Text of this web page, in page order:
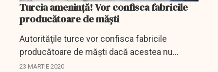
Turcia amenință! Vor confisca fabricile
producătoare de măști
Autorităţile turce vor confisca fabricile
producătoare de măşti dacă acestea nu
acceptă până luni seara să vândă produse
23 MARTIE 2020